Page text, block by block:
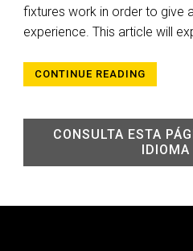
fixtures work in order to give
experience. This article will
CONTINUE READING
CONSULTA ESTA
IDIOMA